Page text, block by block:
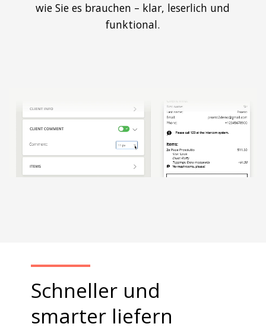
wie Sie es brauchen – klar, leserlich und
funktional.
Schneller und
smarter liefern